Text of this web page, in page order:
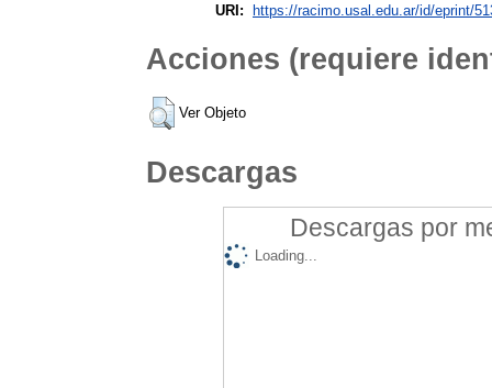
URI: https://racimo.usal.edu.ar/id/eprint/
Acciones (requiere
Ver Objeto
Descargas
Descargas por
Loading...